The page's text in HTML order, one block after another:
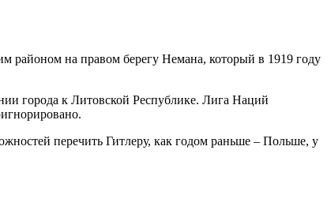
районом на правом берегу Немана, который в 1919 году
города к Литовской Республике. Лига Наций
перечить Гитлеру, как годом раньше – Польше, у